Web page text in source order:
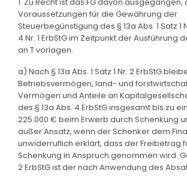
Voraussetzungen für die Gewährung der
Steuerbegünstigung des § 13a Abs. 1 Satz 1
4 Nr. 1 ErbStG im Zeitpunkt der Ausführung
an T vorlagen.
a) Nach § 13a Abs. 1 Satz 1 Nr. 2 ErbStG
Betriebsvermögen, land- und
Vermögen und Anteile an
des § 13a Abs. 4 ErbStG insgesamt bis zu
225.000 € beim Erwerb durch Schenkung
außer Ansatz, wenn der Schenker dem
unwiderruflich erklärt, dass der Freibetrag
Schenkung in Anspruch genommen wird.
2 ErbStG ist der nach Anwendung des